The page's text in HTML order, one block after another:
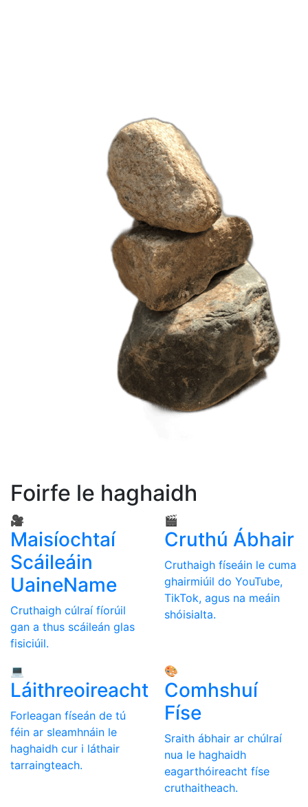
Foirfe le haghaidh
🎥
Maisíochtaí
Scáileáin
UaineName
Cruthaigh cúlraí fíorúil
gan a thus scáileán glas
fisiciúil.
🎬
Cruthú Ábhair
Cruthaigh físeáin le cuma
ghairmiúil do YouTube,
TikTok, agus na meáin
shóisialta.
💻
Láithreoireacht
Forleagan físeán de tú
féin ar sleamhnáin le
haghaidh cur i láthair
tarraingteach.
🎨
Comhshuí
Físe
Sraith ábhair ar chúlraí
nua le haghaidh
eagarthóireacht físe
cruthaitheach.